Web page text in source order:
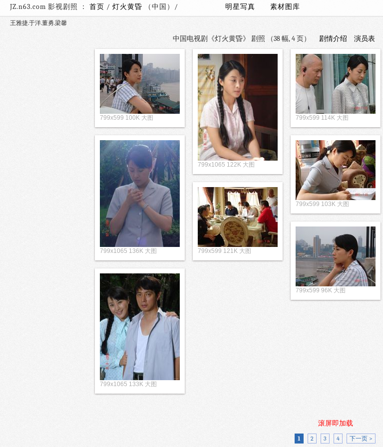
JZ.n63.com 影视剧照 ： 首页 / 灯火黄昏 （中国）/ 明星写真 素材图库
王雅捷.于洋.董勇.梁馨
中国电视剧《灯火黄昏》 剧照 （38 幅, 4 页） 剧情介绍 演员表
799x599 100K 大图
799x1065 122K 大图
799x599 114K 大图
799x1065 136K 大图
799x599 103K 大图
799x599 121K 大图
799x599 96K 大图
799x1065 133K 大图
滚屏即加载
1 2 3 4 下一页 >